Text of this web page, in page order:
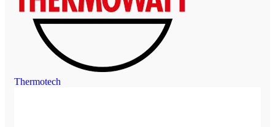
Thermotech